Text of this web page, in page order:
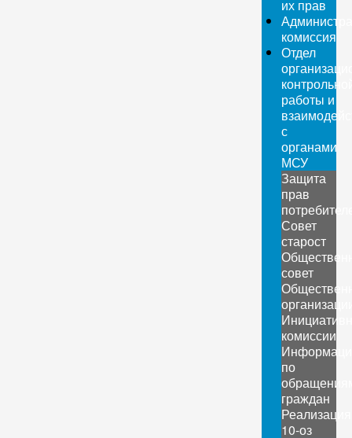
их прав
комиссия
Отдел
работы и
с
органами
МСУ
Защита
прав
Совет
старост
совет
комиссии
по
граждан
Реализация
10-оз